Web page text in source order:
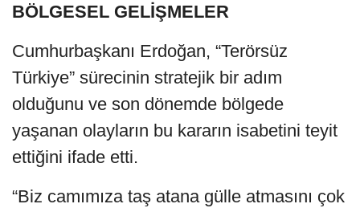
BÖLGESEL GELİŞMELER
Cumhurbaşkanı Erdoğan, “Terörsüz
Türkiye” sürecinin stratejik bir adım
olduğunu ve son dönemde bölgede
yaşanan olayların bu kararın isabetini teyit
ettiğini ifade etti.
“Biz camımıza taş atana gülle atmasını çok